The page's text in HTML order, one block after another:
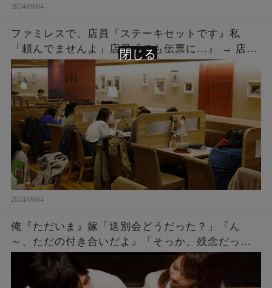
2024/09/04
ファミレスで。店員『ステーキセットです』私
「頼んでませんよ」店員『でも伝票に…』 → 店員
『５２００円です』私「は？」店員『伝票に～』
→ 結果…
2024/09/04
俺『ただいま』嫁「送別会どうだった？」『ん
～、ただの付き合いだよ』「そっか、残念だった
ね。何度もチャンスをあげたのに^^」『え？』 →
実は・・・
閉じる